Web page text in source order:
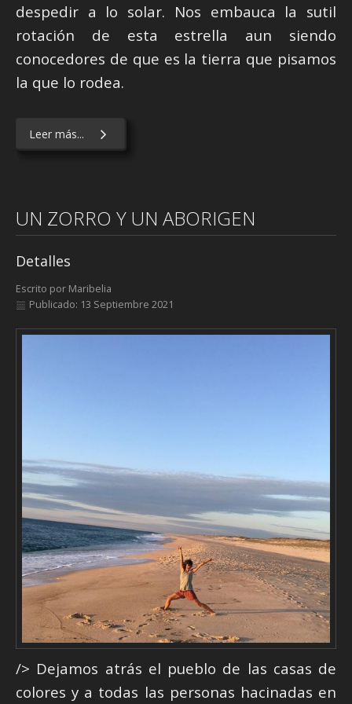
despedir a lo solar. Nos embauca la sutil
rotación de esta estrella aun siendo
conocedores de que es la tierra que pisamos
la que lo rodea.
Leer más...
UN ZORRO Y UN ABORIGEN
Detalles
Escrito por Maribelia
Publicado: 13 Septiembre 2021
/> Dejamos atrás el pueblo de las casas de
colores y a todas las personas hacinadas en